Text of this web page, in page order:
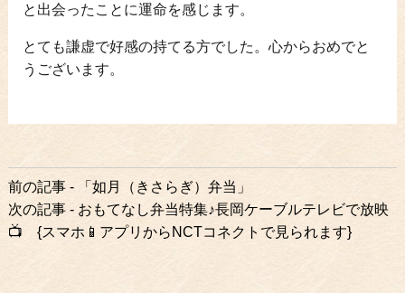
と出会ったことに運命を感じます。
とても謙虚で好感の持てる方でした。心からおめでと
うございます。
前
後
の
前の記事 - 「如月（きさらぎ）弁当」
次の記事 - おもてなし弁当特集♪長岡ケーブルテレビで放映
📺 {スマホ📱アプリからNCTコネクトで見られます}